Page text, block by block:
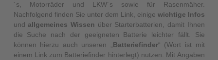
´s, Motorräder und LKW´s sowie für Rasenmäher.
Nachfolgend finden Sie unter dem Link, einige wichtige Infos
und allgemeines Wissen über Starterbatterien, damit Ihnen
die Suche nach der geeigneten Batterie leichter fällt. Sie
können hierzu auch unseren „ Batteriefinder“ (Wort ist mit
einem Link zum Batteriefinder hinterlegt) nutzen. Mit Angaben